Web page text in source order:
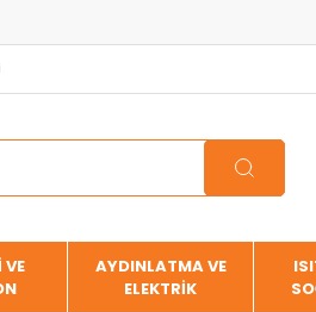
VE
AYDINLATMA VE
ELEKTRİK